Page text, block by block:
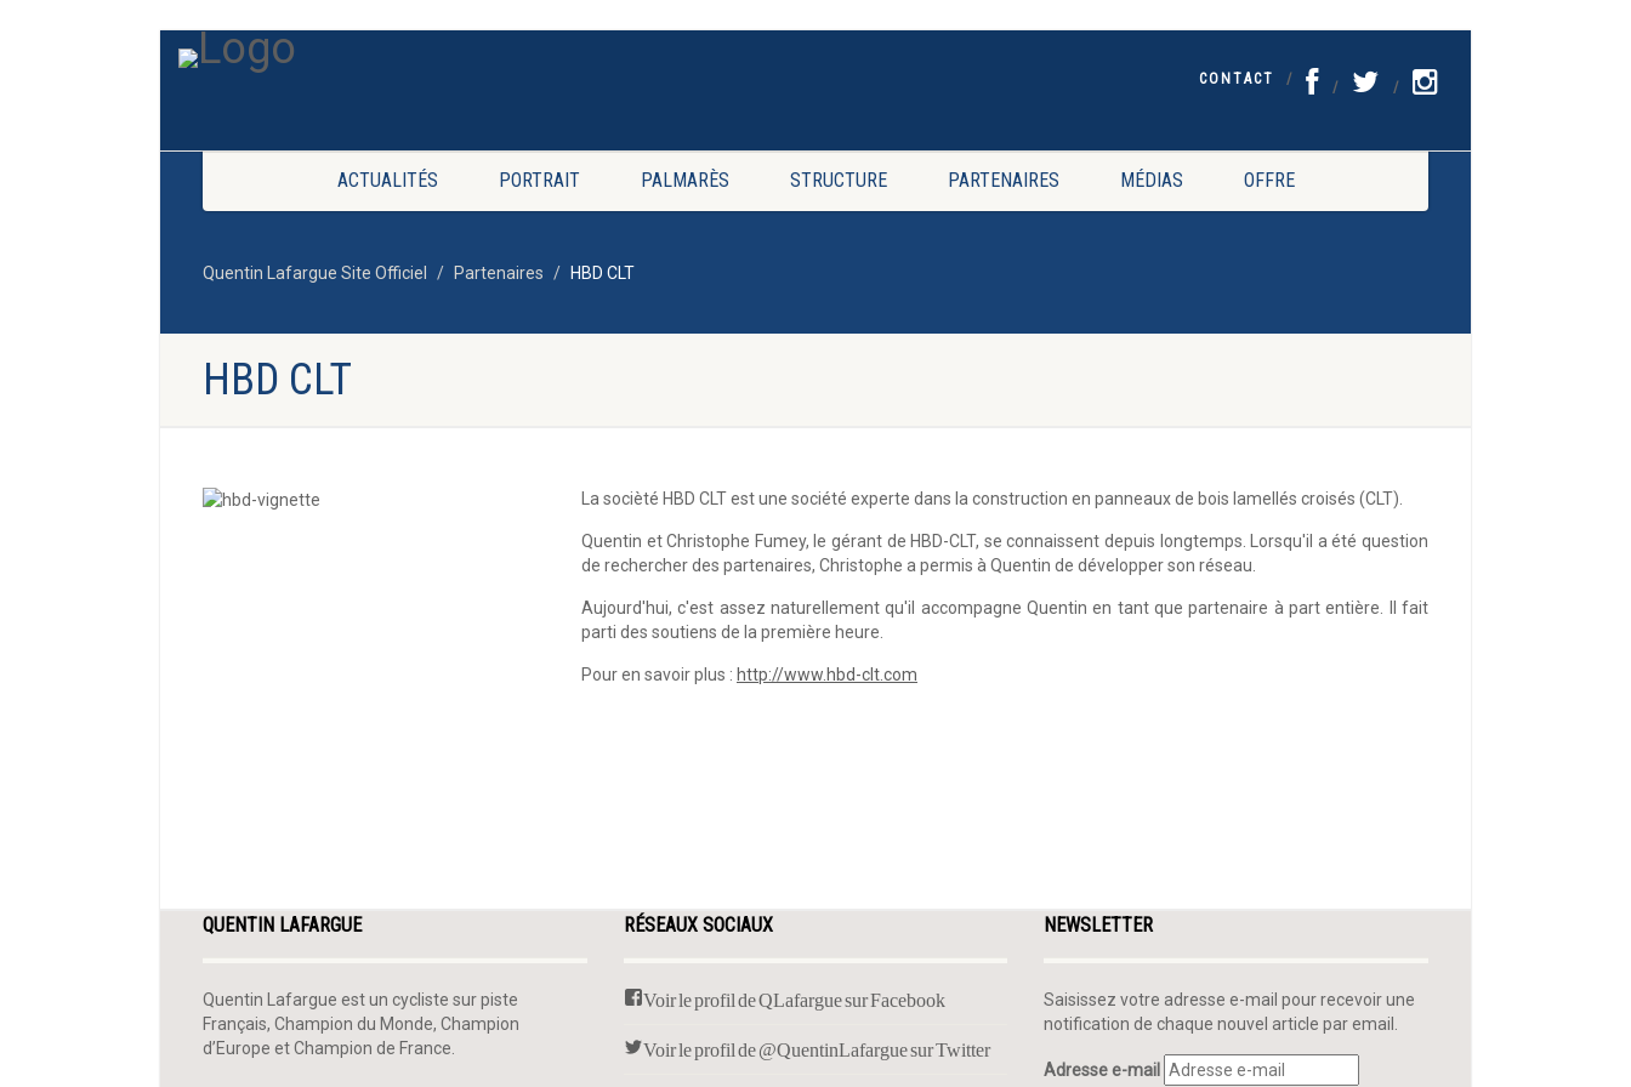
CONTACT
ACTUALITÉS PORTRAIT PALMARÈS STRUCTURE PARTENAIRES MÉDIAS OFFRE
Quentin Lafargue Site Officiel Partenaires HBD CLT
HBD CLT
La socièté HBD CLT est une société experte dans la construction en panneaux de bois lamellés croisés (CLT).
Quentin et Christophe Fumey, le gérant de HBD-CLT, se connaissent depuis longtemps. Lorsqu'il a été question
de rechercher des partenaires, Christophe a permis à Quentin de développer son réseau.
Aujourd'hui, c'est assez naturellement qu'il accompagne Quentin en tant que partenaire à part entière. Il fait
parti des soutiens de la première heure.
Pour en savoir plus : http://www.hbd-clt.com
QUENTIN LAFARGUE
Quentin Lafargue est un cycliste sur piste
Français, Champion du Monde, Champion
d’Europe et Champion de France.
RÉSEAUX SOCIAUX
Voir le profil de QLafargue sur Facebook
Voir le profil de @QuentinLafargue sur Twitter
NEWSLETTER
Saisissez votre adresse e-mail pour recevoir une
notification de chaque nouvel article par email.
Adresse e-mail